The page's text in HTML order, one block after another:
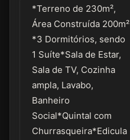
*Terreno de 230m²,
Área Construída 200m²
*3 Dormitórios, sendo
1 Suíte*Sala de Estar,
Sala de TV, Cozinha
ampla, Lavabo,
Banheiro
Social*Quintal com
Churrasqueira*Edicula